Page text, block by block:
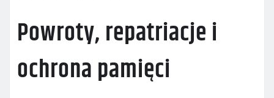
Powroty, repatriacje i
ochrona pamięci